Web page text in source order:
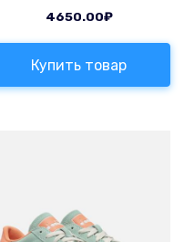
4650.00₽
Купить товар